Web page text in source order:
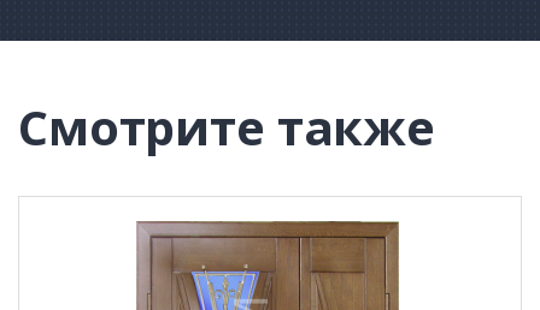
Смотрите также